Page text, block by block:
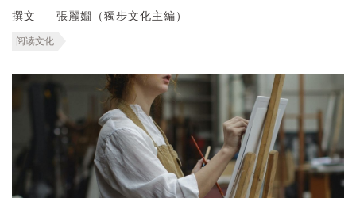
撰文 張麗嫺（獨步文化主編）
阅读文化